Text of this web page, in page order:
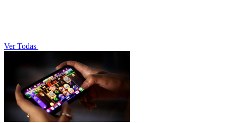
Ver Todas